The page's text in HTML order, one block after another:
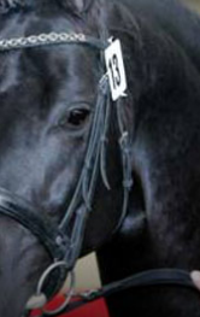
Mehr Info